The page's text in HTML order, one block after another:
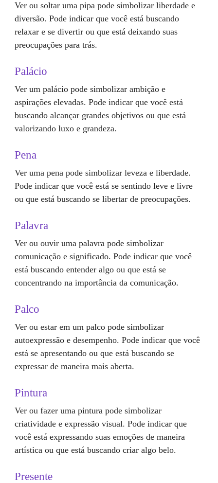
Ver ou soltar uma pipa pode simbolizar liberdade e
diversão. Pode indicar que você está buscando
relaxar e se divertir ou que está deixando suas
preocupações para trás.
Palácio
Ver um palácio pode simbolizar ambição e
aspirações elevadas. Pode indicar que você está
buscando alcançar grandes objetivos ou que está
valorizando luxo e grandeza.
Pena
Ver uma pena pode simbolizar leveza e liberdade.
Pode indicar que você está se sentindo leve e livre
ou que está buscando se libertar de preocupações.
Palavra
Ver ou ouvir uma palavra pode simbolizar
comunicação e significado. Pode indicar que você
está buscando entender algo ou que está se
concentrando na importância da comunicação.
Palco
Ver ou estar em um palco pode simbolizar
autoexpressão e desempenho. Pode indicar que você
está se apresentando ou que está buscando se
expressar de maneira mais aberta.
Pintura
Ver ou fazer uma pintura pode simbolizar
criatividade e expressão visual. Pode indicar que
você está expressando suas emoções de maneira
artística ou que está buscando criar algo belo.
Presente